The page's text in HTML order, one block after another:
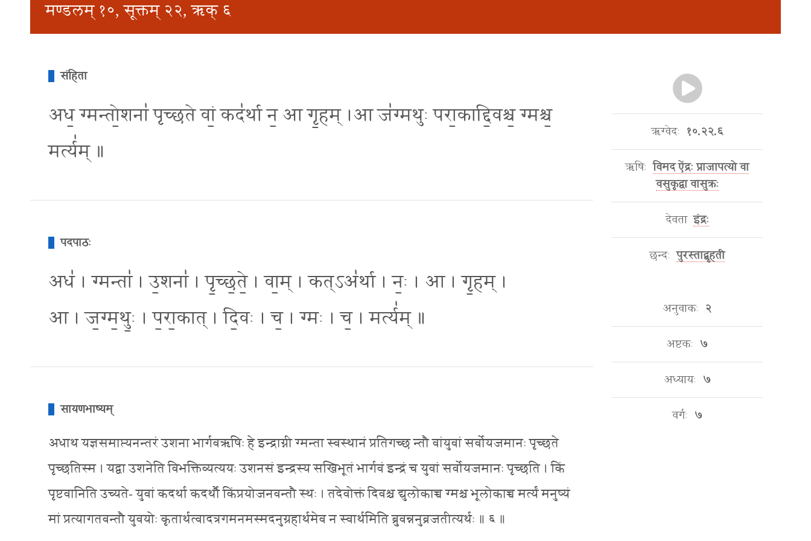
मण्डलम् १०, सूक्तम् २२, ऋक् ६
संहिता
अध॒ ग्मन्तो॒शना॑ पृच्छते वां॒ कद॑र्था न॒ आ गृ॒हम् ।आ ज॑ग्मथुः परा॒काद्दि॒वश्च॒ ग्मश्च॒
मर्त्य॑म् ॥
पदपाठः
अध॑ । ग्मन्ता॑ । उ॒शना॑ । पृ॒च्छ॒ते॒ । वा॒म् । कत्ऽअ॑र्था । नः॒ । आ । गृ॒हम् ।
आ । ज॒ग्म॒थुः॒ । प॒रा॒कात् । दि॒वः । च॒ । ग्मः । च॒ । मर्त्य॑म् ॥
सायणभाष्यम्
अधाथ यज्ञसमाप्त्यनन्तरं उशना भार्गवऋषिः हे इन्द्राग्नी ग्मन्ता स्वस्थानं प्रतिगच्छ न्तौ वांयुवां सर्वोयजमानः पृच्छते
पृच्छतिस्म । यद्वा उशनेति विभक्तिव्यत्ययः उशनसं इन्द्रस्य सखिभूतं भार्गवं इन्द्रं च युवां सर्वोयजमानः पृच्छति । किं
पृष्टवानिति उच्यते- युवां कदर्था कदर्थौ किंप्रयोजनवन्तौ स्थः । तदेवोक्तं दिवश्च द्युलोकाच्च ग्मश्च भूलोकाच्च मर्त्यं मनुष्यं
मां प्रत्यागतवन्तौ युवयोः कृतार्थत्वादत्रगमनमस्मदनुग्रहार्थमेव न स्वार्थमिति ब्रुवन्ननुव्रजतीत्यर्थः ॥ ६ ॥
ऋग्वेदः १०.२२.६
ऋषिः विमद ऐंद्रः प्राजापत्यो वा
वसुकृद्वा वासुक्रः
देवता इंद्रः
छन्दः पुरस्ताद्बृहती
अनुवाकः २
अष्टकः ७
अध्यायः ७
वर्गः ७